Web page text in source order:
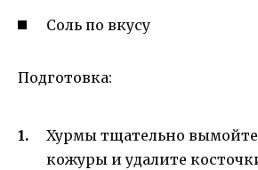
Соль по вкусу
Подготовка:
Хурмы тщательно
кожуры и удалите